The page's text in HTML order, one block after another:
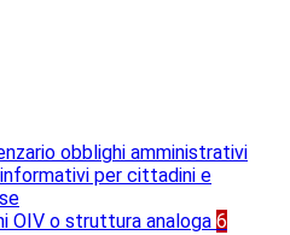
obblighi amministrativi
per cittadini e
OIV o struttura analoga 6